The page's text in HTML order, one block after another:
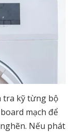
tra kỹ từng bộ
mạch để
Nếu phát